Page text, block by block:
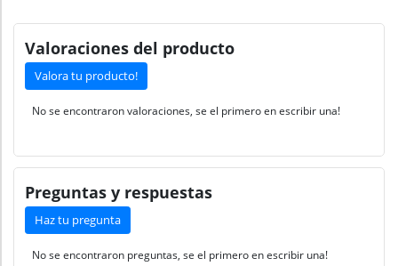
Valoraciones del producto
Valora tu producto!
No se encontraron valoraciones, se el primero en escribir una!
Preguntas y respuestas
Haz tu pregunta
No se encontraron preguntas, se el primero en escribir una!